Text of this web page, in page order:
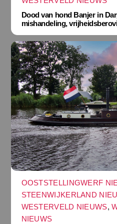
Dood van hond Banjer in
mishandeling,
OOSTSTELLINGWERF
STEENWIJKERLAND
WESTERVELD NIEUWS,
NIEUWS